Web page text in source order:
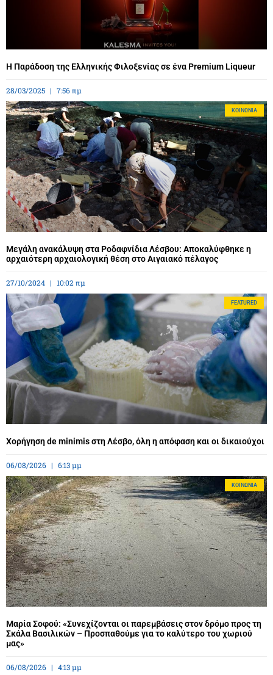
Η Παράδοση της Ελληνικής Φιλοξενίας σε ένα Premium Liqueur
28/03/2025 7:56 πμ
ΚΟΙΝΩΝΊΑ
Μεγάλη ανακάλυψη στα Ροδαφνίδια Λέσβου: Αποκαλύφθηκε η
αρχαιότερη αρχαιολογική θέση στο Αιγαιακό πέλαγος
27/10/2024 10:02 πμ
FEATURED
Χορήγηση de minimis στη Λέσβο, όλη η απόφαση και οι δικαιούχοι
06/08/2026 6:13 μμ
ΚΟΙΝΩΝΊΑ
Μαρία Σοφού: «Συνεχίζονται οι παρεμβάσεις στον δρόμο προς τη
Σκάλα Βασιλικών – Προσπαθούμε για το καλύτερο του χωριού
μας»
06/08/2026 4:13 μμ